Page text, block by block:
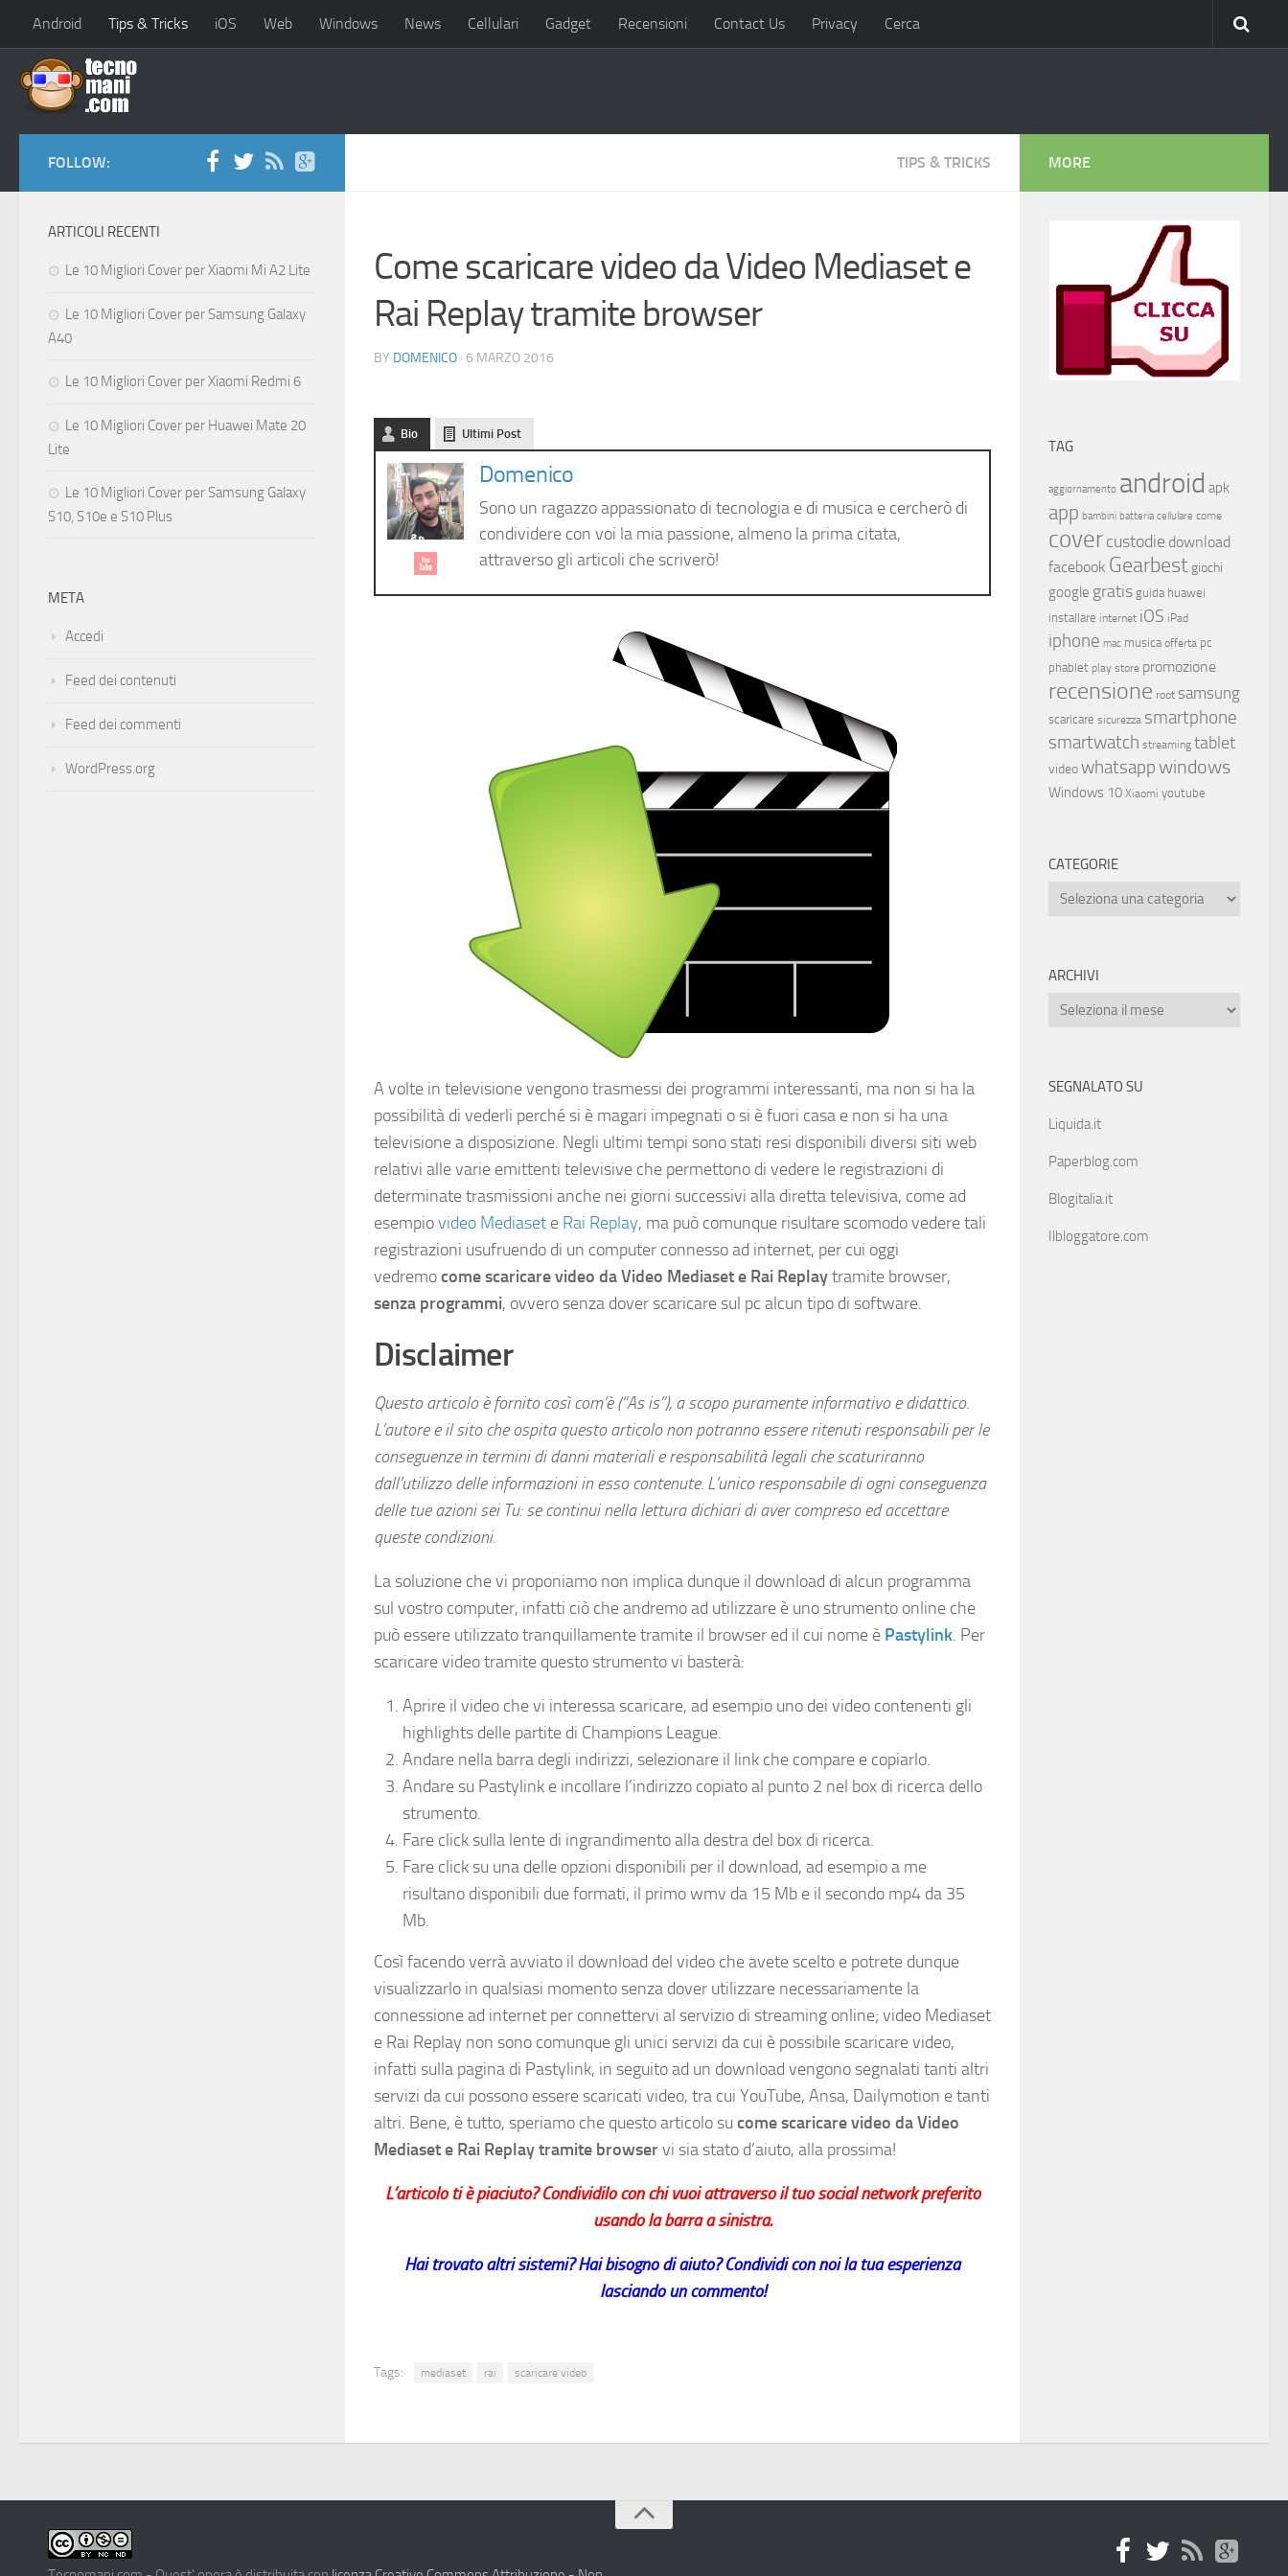
Android Tips & Tricks iOS Web Windows News Cellulari Gadget Recensioni Contact Us Privacy Cerca
TIPS & TRICKS
Come scaricare video da Video Mediaset e
Rai Replay tramite browser
BY DOMENICO · 6 MARZO 2016
Bio Ultimi Post
Domenico
Sono un ragazzo appassionato di tecnologia e di musica e cercherò di
condividere con voi la mia passione, almeno la prima citata,
attraverso gli articoli che scriverò!
A volte in televisione vengono trasmessi dei programmi interessanti, ma non si ha la
possibilità di vederli perché si è magari impegnati o si è fuori casa e non si ha una
televisione a disposizione. Negli ultimi tempi sono stati resi disponibili diversi siti web
relativi alle varie emittenti televisive che permettono di vedere le registrazioni di
determinate trasmissioni anche nei giorni successivi alla diretta televisiva, come ad
esempiovideo Mediaset e Rai Replay, ma può comunque risultare scomodo vedere tali
registrazioni usufruendo di un computer connesso ad internet, per cui oggi
vedremocome scaricare video da Video Mediaset e Rai Replaytramite browser,
senza programmi, ovvero senza dover scaricare sul pc alcun tipo di software.
Disclaimer
Questo articolo è fornito così com’è (“As is”), a scopo puramente informativo e didattico.
L’autore e il sito che ospita questo articolo non potranno essere ritenuti responsabili per le
conseguenze in termini di danni materiali e responsabilità legali che scaturiranno
dall’utilizzo delle informazioni in esso contenute. L’unico responsabile di ogni conseguenza
delle tue azioni sei Tu: se continui nella lettura dichiari di aver compreso ed accettare
queste condizioni.
La soluzione che vi proponiamo non implica dunque il download di alcun programma
sul vostro computer, infatti ciò che andremo ad utilizzare è uno strumento online che
può essere utilizzato tranquillamente tramite il browser ed il cui nome è Pastylink. Per
scaricare video tramite questo strumento vi basterà:
Aprire il video che vi interessa scaricare, ad esempio uno dei video contenenti gli
highlights delle partite di Champions League.
Andare nella barra degli indirizzi, selezionare il link che compare e copiarlo.
Andare su Pastylink e incollare l’indirizzo copiato al punto 2 nel box di ricerca dello
strumento.
Fare click sulla lente di ingrandimento alla destra del box di ricerca.
Fare click su una delle opzioni disponibili per il download, ad esempio a me
risultano disponibili due formati, il primo wmv da 15 Mb e il secondo mp4 da 35
Mb.
Così facendo verrà avviato il download del video che avete scelto e potrete dunque
visualizzarlo in qualsiasi momento senza dover utilizzare necessariamente la
connessione ad internet per connettervi al servizio di streaming online; video Mediaset
e Rai Replay non sono comunque gli unici servizi da cui è possibile scaricare video,
infatti sulla pagina di Pastylink, in seguito ad un download vengono segnalati tanti altri
servizi da cui possono essere scaricati video, tra cui YouTube, Ansa, Dailymotion e tanti
altri. Bene, è tutto, speriamo che questo articolo su come scaricare video da Video
Mediaset e Rai Replay tramite browservi sia stato d’aiuto, alla prossima!
L’articolo ti è piaciuto? Condividilo con chi vuoi attraverso il tuo social network preferito
usando la barra a sinistra.
Hai trovato altri sistemi? Hai bisogno di aiuto? Condividi con noi la tua esperienza
lasciando un commento!
Tags: mediaset rai scaricare video
FOLLOW:
ARTICOLI RECENTI
Le 10 Migliori Cover per Xiaomi Mi A2 Lite
Le 10 Migliori Cover per Samsung Galaxy
A40
Le 10 Migliori Cover per Xiaomi Redmi 6
Le 10 Migliori Cover per Huawei Mate 20
Lite
Le 10 Migliori Cover per Samsung Galaxy
S10, S10e e S10 Plus
META
Accedi
Feed dei contenuti
Feed dei commenti
WordPress.org
MORE
TAG
aggiornamento android apk
app bambini batteria cellulare come
covercustodie download
facebook Gearbest giochi
google gratis guida huawei
installare internet iOS iPad
iphone mac musica offerta pc
phablet play store promozione
recensione root samsung
scaricare sicurezza smartphone
smartwatch streaming tablet
videowhatsappwindows
Windows 10 Xiaomi youtube
CATEGORIE
ARCHIVI
SEGNALATO SU
Liquida.it
Paperblog.com
Blogitalia.it
Ilbloggatore.com